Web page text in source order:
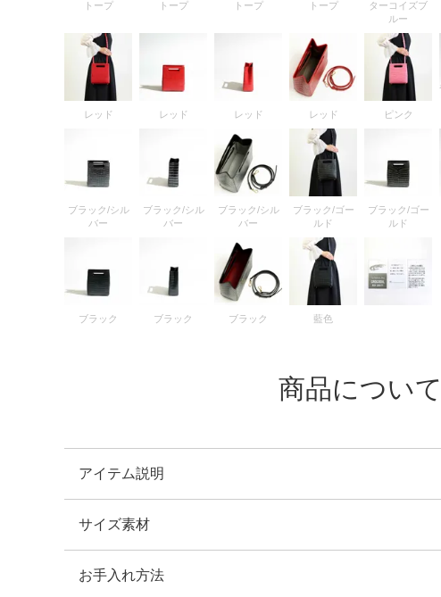
トープ トープ トープ トープ
ターコイズブ
ルー
レッド レッド レッド レッド ピンク
ブラック/シル
バー
ブラック/シル
バー
ブラック/シル
バー
ブラック/ゴー
ルド
ブラック/ゴー
ルド
ブラック ブラック ブラック 藍色
商品について
アイテム説明
革にはマット加工を施し、使うほどに味のある表情に変わってい
サイズ素材
お手入れ方法